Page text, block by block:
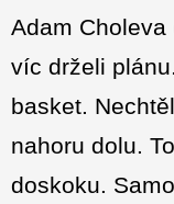
Adam Choleva
víc drželi
basket.
nahoru dolu.
doskoku.